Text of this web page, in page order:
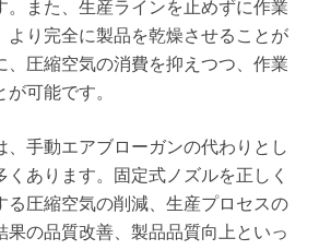
。また、生産ラインを止めずに作業
より完全に製品を乾燥させることが
、圧縮空気の消費を抑えつつ、作業
可能です。
、手動エアブローガンの代わりとし
くあります。固定式ノズルを正しく
る圧縮空気の削減、生産プロセスの
果の品質改善、製品品質向上といっ